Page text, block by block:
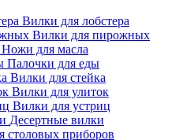
Вилки для лобстера
Вилки для пирожных
Ножи для масла
Палочки для еды
Вилки для стейка
Вилки для улиток
Вилки для устриц
Десертные вилки